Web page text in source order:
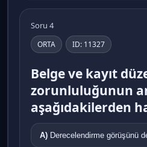
Soru 4
ORTA ID: 11327
Belge ve kayıt
zorunluluğunun
aşağıdakilerden
A) Derecelendirme görüşünü